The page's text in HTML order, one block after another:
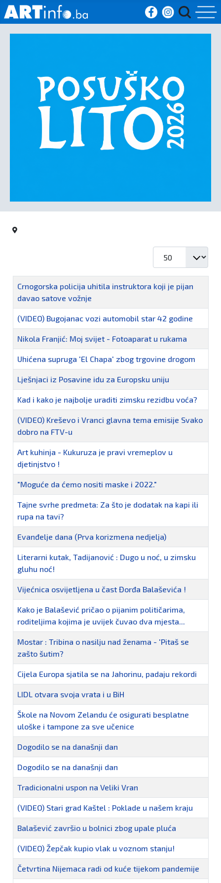
Sport
Kultura
Crna
Naziv
Crnogorska policija uhitila instruktora koji je pijan
davao satove vožnje
(VIDEO) Bugojanac vozi automobil star 42 godine
Nikola Franjić: Moj svijet - Fotoaparat u rukama
Uhićena supruga 'El Chapa' zbog trgovine drogom
Lješnjaci iz Posavine idu za Europsku uniju
Kad i kako je najbolje uraditi zimsku rezidbu voća?
(VIDEO) Kreševo i Vranci glavna tema emisije Svako
dobro na FTV-u
Art kuhinja - Kukuruza je pravi vremeplov u
djetinjstvo !
"Moguće da ćemo nositi maske i 2022."
Tajne svrhe predmeta: Za što je dodatak na kapi ili
rupa na tavi?
Evanđelje dana (Prva korizmena nedjelja)
Literarni kutak, Tadijanović : Dugo u noć, u zimsku
gluhu noć!
Vijećnica osvijetljena u čast Đorđa Balaševića !
Kako je Balašević pričao o pijanim političarima,
roditeljima kojima je uvijek čuvao dva mjesta...
Mostar : Tribina o nasilju nad ženama - 'Pitaš se
zašto šutim?
Cijela Europa sjatila se na Jahorinu, padaju rekordi
LIDL otvara svoja vrata i u BiH
Škole na Novom Zelandu će osigurati besplatne
uloške i tampone za sve učenice
Dogodilo se na današnji dan
Dogodilo se na današnji dan
Tradicionalni uspon na Veliki Vran
(VIDEO) Stari grad Kaštel : Poklade u našem kraju
Balašević završio u bolnici zbog upale pluća
(VIDEO) Žepčak kupio vlak u voznom stanju!
Četvrtina Nijemaca radi od kuće tijekom pandemije